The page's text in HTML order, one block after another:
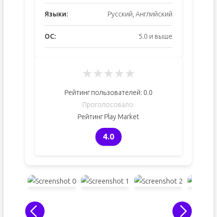
Языки: Русский, Английский
ОС: 5.0 и выше
★★★★★
Рейтинг пользователей: 0.0
Проголосовало:
Рейтинг Play Market
4.0